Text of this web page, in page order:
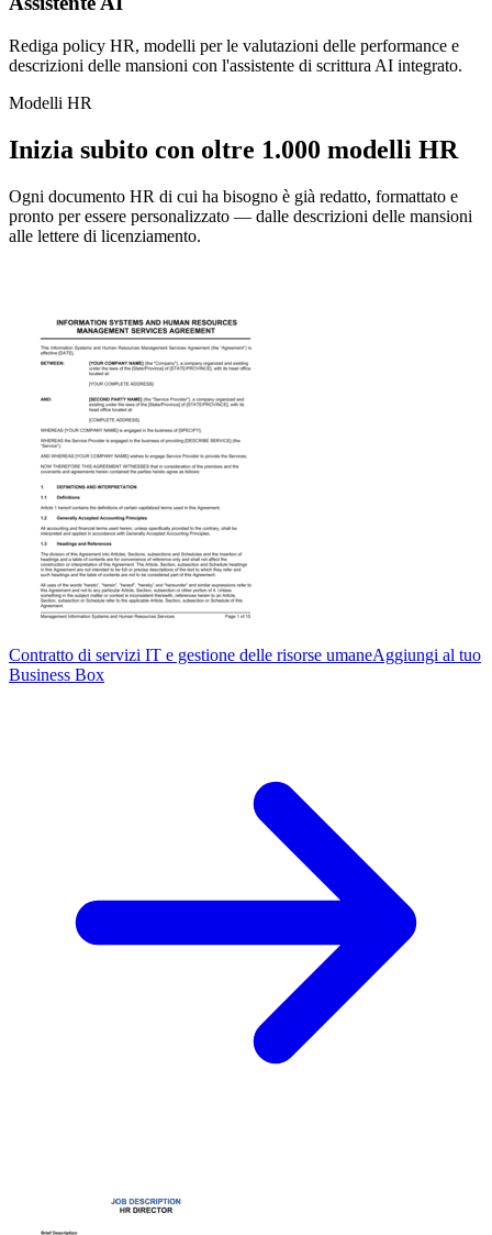
Rediga policy HR, modelli per le valutazioni delle performance e
descrizioni delle mansioni con l'assistente di scrittura AI integrato.
Modelli HR
Inizia subito con oltre 1.000 modelli HR
Ogni documento HR di cui ha bisogno è già redatto, formattato e
pronto per essere personalizzato — dalle descrizioni delle mansioni
alle lettere di licenziamento.
Contratto di servizi IT e gestione delle risorse umaneAggiungi al tuo
Business Box